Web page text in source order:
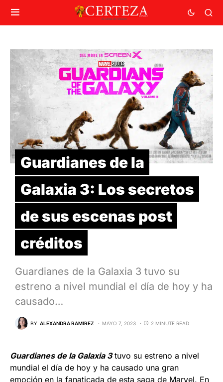
Guardianes de la
Galaxia 3: Los secretos
de sus escenas post
créditos
Guardianes de la Galaxia 3 tuvo su
estreno a nivel mundial el día de hoy y ha
causado…
BY ALEXANDRA RAMIREZ MAYO 7, 2023 2 MINUTE READ
Guardianes de la Galaxia 3tuvo su estreno a nivel
mundial el día de hoy y ha causado una gran
emoción en la fanaticada de esta saga de Marvel. En